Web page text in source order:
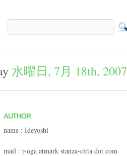
水曜日, 7月 18th, 2007
AUTHOR
name : Ideyoshi
mail : r-oga atmark stanza-citta dot com